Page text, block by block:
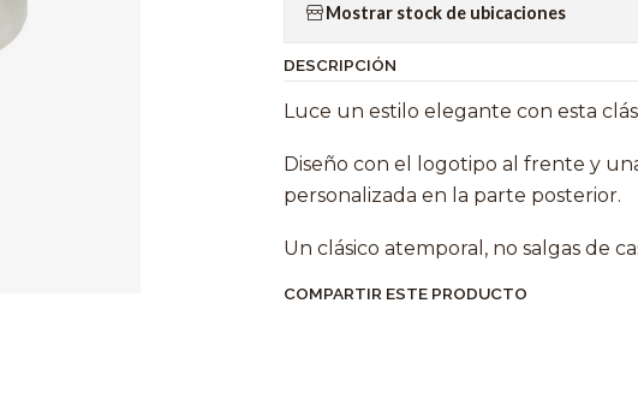
Mostrar stock de ubicaciones
DESCRIPCIÓN
Luce un estilo elegante con esta
Diseño con el logotipo al frente y
personalizada en la parte posterior.
Un clásico atemporal, no salgas de
COMPARTIR ESTE PRODUCTO